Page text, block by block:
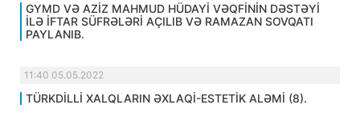
GYMD VƏ AZİZ MAHMUD HÜDAYİ VƏQFİNİN DƏSTƏYİ
İLƏ İFTAR SÜFRƏLƏRİ AÇILIB VƏ RAMAZAN SOVQATI
PAYLANIB.
11:40 05.05.2022
TÜRKDİLLİ XALQLARIN ƏXLAQİ-ESTETİK ALƏMİ (8).